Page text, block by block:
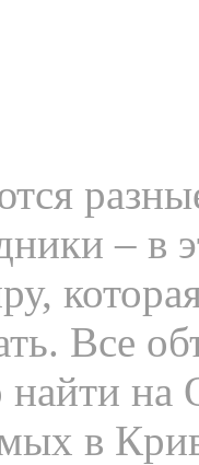
– в
Все
найти
в